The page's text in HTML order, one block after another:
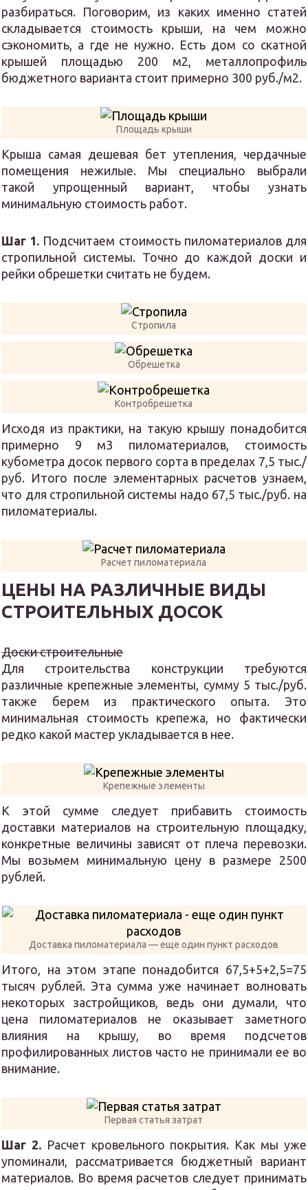
разбираться. Поговорим, из каких именно статей
складывается стоимость крыши, на чем можно
сэкономить, а где не нужно. Есть дом со скатной
крышей площадью 200 м2, металлопрофиль
бюджетного варианта стоит примерно 300 руб./м2.
Площадь крыши
Крыша самая дешевая бет утепления, чердачные
помещения нежилые. Мы специально выбрали
такой упрощенный вариант, чтобы узнать
минимальную стоимость работ.
Шаг 1. Подсчитаем стоимость пиломатериалов для
стропильной системы. Точно до каждой доски и
рейки обрешетки считать не будем.
Стропила
Обрешетка
Контробрешетка
Исходя из практики, на такую крышу понадобится
примерно 9 м3 пиломатериалов, стоимость
кубометра досок первого сорта в пределах 7,5 тыс./
руб. Итого после элементарных расчетов узнаем,
что для стропильной системы надо 67,5 тыс./руб. на
пиломатериалы.
Расчет пиломатериала
ЦЕНЫ НА РАЗЛИЧНЫЕ ВИДЫ
СТРОИТЕЛЬНЫХ ДОСОК
Доски строительные
Для строительства конструкции требуются
различные крепежные элементы, сумму 5 тыс./руб.
также берем из практического опыта. Это
минимальная стоимость крепежа, но фактически
редко какой мастер укладывается в нее.
Крепежные элементы
К этой сумме следует прибавить стоимость
доставки материалов на строительную площадку,
конкретные величины зависят от плеча перевозки.
Мы возьмем минимальную цену в размере 2500
рублей.
Доставка пиломатериала — еще один пункт расходов
Итого, на этом этапе понадобится 67,5+5+2,5=75
тысяч рублей. Эта сумма уже начинает волновать
некоторых застройщиков, ведь они думали, что
цена пиломатериалов не оказывает заметного
влияния на крышу, во время подсчетов
профилированных листов часто не принимали ее во
внимание.
Первая статья затрат
Шаг 2. Расчет кровельного покрытия. Как мы уже
упоминали, рассматривается бюджетный вариант
материалов. Во время расчетов следует принимать